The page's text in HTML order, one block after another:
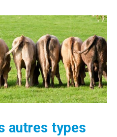
autres types